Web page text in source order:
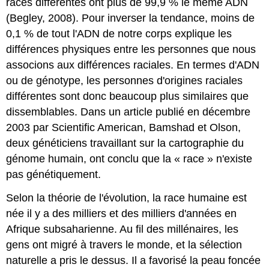
(Begley, 2008). Pour inverser la tendance, moins de
0,1 % de tout l'ADN de notre corps explique les
différences physiques entre les personnes que nous
associons aux différences raciales. En termes d'ADN
ou de génotype, les personnes d'origines raciales
différentes sont donc beaucoup plus similaires que
dissemblables. Dans un article publié en décembre
2003 par Scientific American, Bamshad et Olson,
deux généticiens travaillant sur la cartographie du
génome humain, ont conclu que la « race » n'existe
pas génétiquement.
Selon la théorie de l'évolution, la race humaine est
née il y a des milliers et des milliers d'années en
Afrique subsaharienne. Au fil des millénaires, les
gens ont migré à travers le monde, et la sélection
naturelle a pris le dessus. Il a favorisé la peau foncée